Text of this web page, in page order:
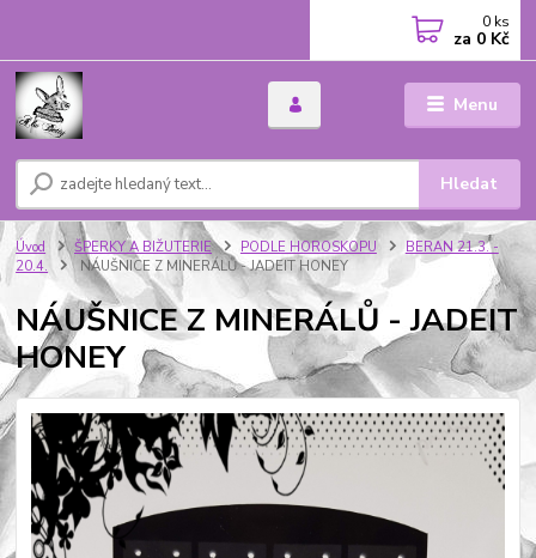
Menu
Hledat
0 ks
za 0 Kč
Úvod ŠPERKY A BIŽUTERIE PODLE HOROSKOPU
BERAN 21.3. -
20.4.
NÁUŠNICE Z MINERÁLŮ - JADEIT HONEY
NÁUŠNICE Z MINERÁLŮ - JADEIT
HONEY